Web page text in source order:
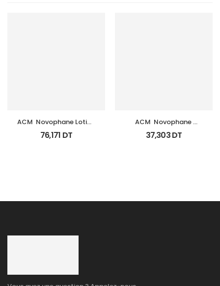
ACM  Novophane Lotion
100Ml
76,171 DT
ACM  Novophane
Shampooing K Fl 125Ml
37,303DT